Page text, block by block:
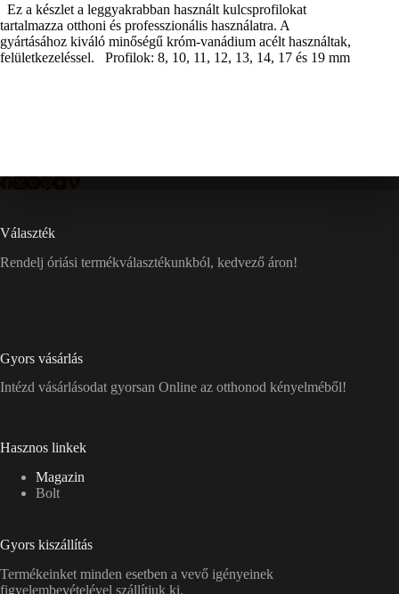
Ez a készlet a leggyakrabban használt kulcsprofilokat
tartalmazza otthoni és professzionális használatra. A
gyártásához kiváló minőségű króm-vanádium acélt használtak,
felületkezeléssel. Profilok: 8, 10, 11, 12, 13, 14, 17 és 19 mm
Választék
Rendelj óriási termékválasztékunkból, kedvező áron!
Gyors vásárlás
Intézd vásárlásodat gyorsan Online az otthonod kényelméből!
Hasznos linkek
Magazin
Bolt
Gyors kiszállítás
Termékeinket minden esetben a vevő igényeinek
figyelembevételével szállítjuk ki.